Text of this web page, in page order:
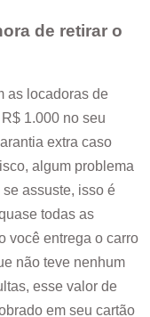
de retirar o
as locadoras de
1.000 no seu
extra caso
algum problema
assuste, isso é
todas as
você entrega o carro
não teve nenhum
esse valor de
em seu cartão